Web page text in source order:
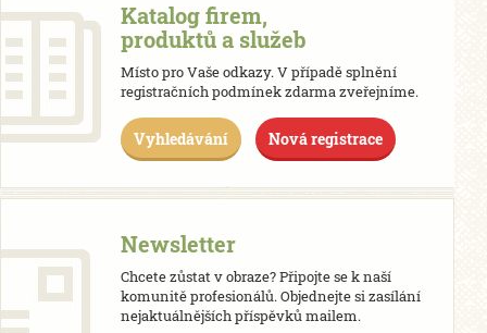
Katalog firem,
produktů a služeb
Místo pro Vaše odkazy. V případě splnění
registračních podmínek zdarma zveřejníme.
Vyhledávání Nová registrace
Newsletter
Chcete zůstat v obraze? Připojte se k naší
komunitě profesionálů. Objednejte si zasílání
nejaktuálnějších příspěvků mailem.